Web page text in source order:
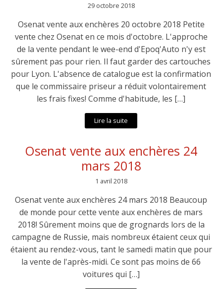
29 octobre 2018
Osenat vente aux enchères 20 octobre 2018 Petite
vente chez Osenat en ce mois d'octobre. L'approche
de la vente pendant le wee-end d'Epoq'Auto n'y est
sûrement pas pour rien. Il faut garder des cartouches
pour Lyon. L'absence de catalogue est la confirmation
que le commissaire priseur a réduit volontairement
les frais fixes! Comme d'habitude, les […]
Lire la suite
Osenat vente aux enchères 24
mars 2018
1 avril 2018
Osenat vente aux enchères 24 mars 2018 Beaucoup
de monde pour cette vente aux enchères de mars
2018! Sûrement moins que de grognards lors de la
campagne de Russie, mais nombreux étaient ceux qui
étaient au rendez-vous, tant le samedi matin que pour
la vente de l'après-midi. Ce sont pas moins de 66
voitures qui […]